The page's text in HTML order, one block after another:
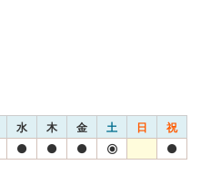
水 木 金 土 日 祝